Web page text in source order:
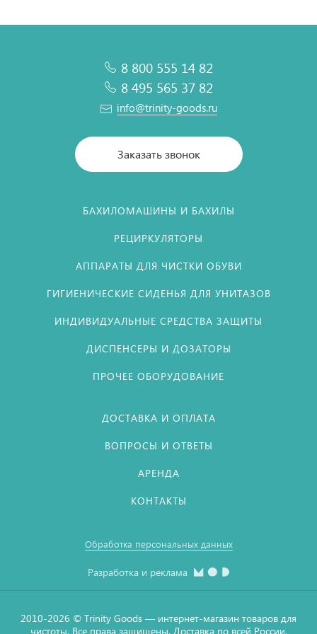
8 800 555 14 82
8 495 565 37 82
info@trinity-goods.ru
Заказать звонок
БАХИЛОМАШИНЫ И БАХИЛЫ
РЕЦИРКУЛЯТОРЫ
АППАРАТЫ ДЛЯ ЧИСТКИ ОБУВИ
ГИГИЕНИЧЕСКИЕ СИДЕНЬЯ ДЛЯ УНИТАЗОВ
ИНДИВИДУАЛЬНЫЕ СРЕДСТВА ЗАЩИТЫ
ДИСПЕНСЕРЫ И ДОЗАТОРЫ
ПРОЧЕЕ ОБОРУДОВАНИЕ
ДОСТАВКА И ОПЛАТА
ВОПРОСЫ И ОТВЕТЫ
АРЕНДА
КОНТАКТЫ
Обработка персональных данных
Разработка и реклама
2010-2026 © Тrinity Goods — интернет-магазин товаров для
чистоты. Все права защищены. Доставка по всей России.